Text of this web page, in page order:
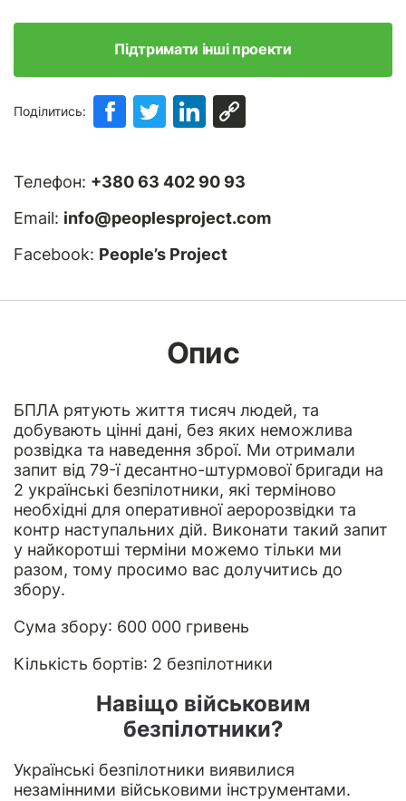
Підтримати інші проекти
Поділитись:
Телефон: +380 63 402 90 93
Email: info@peoplesproject.com
Facebook: People’s Project
Опис
БПЛА рятують життя тисяч людей, та
добувають цінні дані, без яких неможлива
розвідка та наведення зброї. Ми отримали
запит від 79-ї десантно-штурмової бригади на
2 українські безпілотники, які терміново
необхідні для оперативної аеророзвідки та
контр наступальних дій. Виконати такий запит
у найкоротші терміни можемо тільки ми
разом, тому просимо вас долучитись до
збору.
Сума збору: 600 000 гривень
Кількість бортів: 2 безпілотники
Навіщо військовим
безпілотники?
Українські безпілотники виявилися
незамінними військовими інструментами.